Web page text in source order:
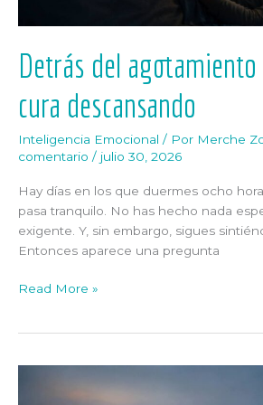
Detrás del
cura descansando
Inteligencia Emocional / Por Merche
comentario / julio 30, 2026
Hay días en los que duermes ocho
pasa tranquilo. No has hecho nada
exigente. Y, sin embargo, sigues
Entonces aparece una pregunta
Read More »